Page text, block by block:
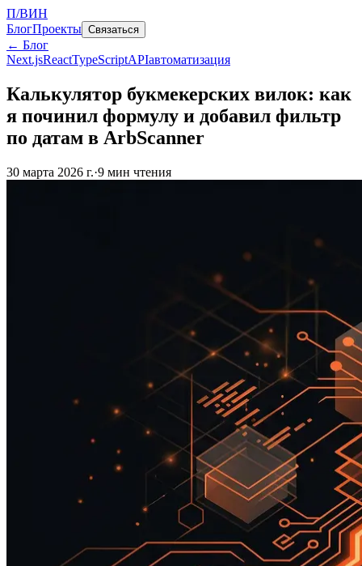
П/ВИН
БлогПроекты Связаться
← Блог
Next.jsReactTypeScriptAPIавтоматизация
Калькулятор букмекерских вилок: как
я починил формулу и добавил фильтр
по датам в ArbScanner
30 марта 2026 г.·9 мин чтения